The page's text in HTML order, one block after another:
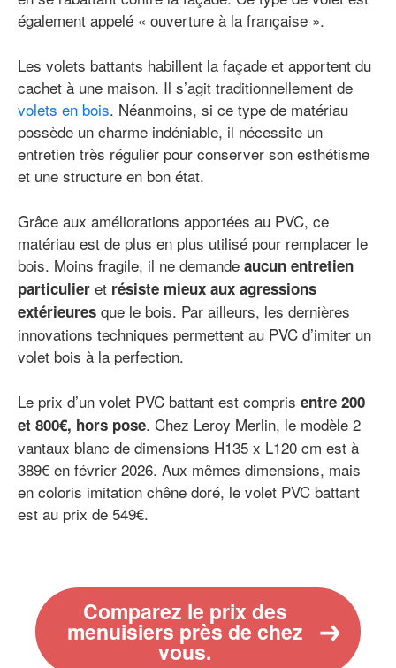
également appelé « ouverture à la française ».
Les volets battants habillent la façade et apportent du
cachet à une maison. Il s’agit traditionnellement de
volets en bois. Néanmoins, si ce type de matériau
possède un charme indéniable, il nécessite un
entretien très régulier pour conserver son esthétisme
et une structure en bon état.
Grâce aux améliorations apportées au PVC, ce
matériau est de plus en plus utilisé pour remplacer le
bois. Moins fragile, il ne demande aucun entretien
particulier et résiste mieux aux agressions
extérieures que le bois. Par ailleurs, les dernières
innovations techniques permettent au PVC d’imiter un
volet bois à la perfection.
Le prix d’un volet PVC battant est compris entre 200
et 800€, hors pose. Chez Leroy Merlin, le modèle 2
vantaux blanc de dimensions H135 x L120 cm est à
389€ en février 2026. Aux mêmes dimensions, mais
en coloris imitation chêne doré, le volet PVC battant
est au prix de 549€.
Comparez le prix des
menuisiers près de chez
vous.